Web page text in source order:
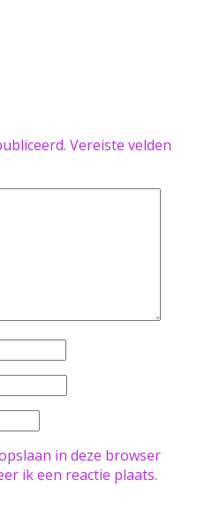
Vereiste velden
in deze browser
ik een reactie plaats.